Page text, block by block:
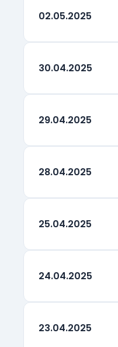
02.05.2025
30.04.2025
29.04.2025
28.04.2025
25.04.2025
24.04.2025
23.04.2025